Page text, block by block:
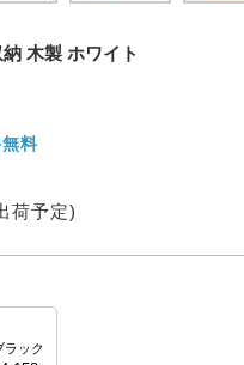
木製 ホワイト
料
荷予定)
ラック